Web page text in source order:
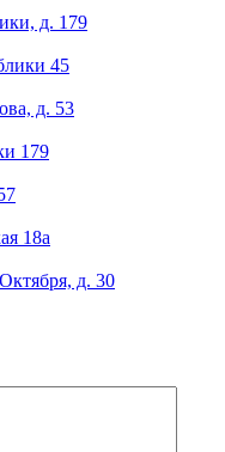
д. 179
45
д. 53
179
18а
д. 30